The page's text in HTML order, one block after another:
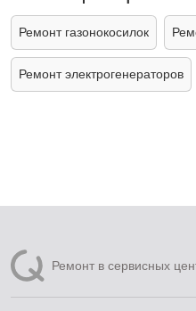
Ремонт газонокосилок
Ремонт электрогенераторов
Ремонт в сервисных